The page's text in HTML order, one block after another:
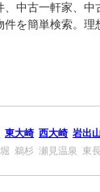
中古一軒家、
を簡単検索。
東大崎 西大崎 岩出
鵜杉 瀬見温泉 東